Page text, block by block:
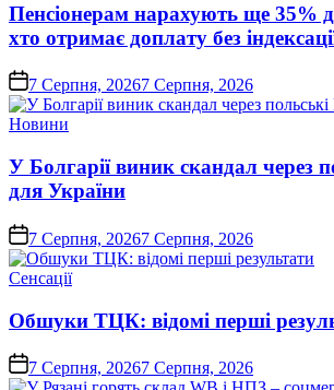
Пенсіонерам нарахують ще 35%
хто отримає доплату без
on 7 Серпня, 20267 Серпня, 2026
Опублікувати
Новини
У Болгарії виник скандал через
для України
on 7 Серпня, 20267 Серпня, 2026
Опублікувати
Сенсації
Обшуки ТЦК: відомі перші
on 7 Серпня, 20267 Серпня, 2026